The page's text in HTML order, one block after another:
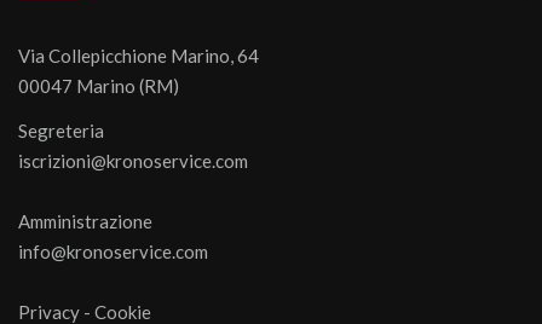
Via Collepicchione Marino, 64
00047 Marino (RM)
Segreteria
iscrizioni@kronoservice.com
Amministrazione
info@kronoservice.com
Privacy - Cookie